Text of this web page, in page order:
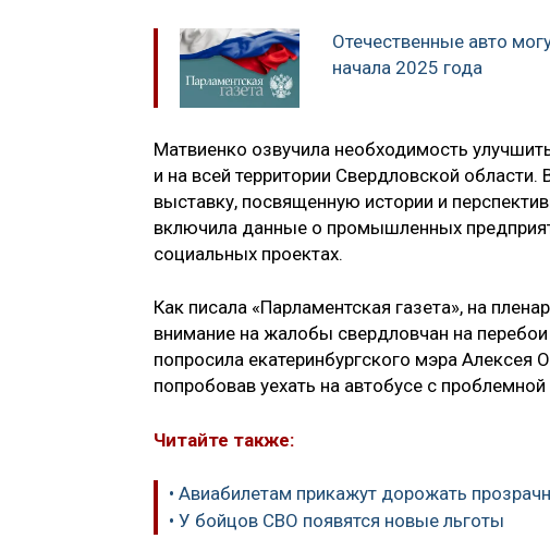
Отечественные авто
начала 2025 года
Матвиенко озвучила необходимость
и на всей территории Свердловской
выставку, посвященную истории и
включила данные о промышленных
социальных проектах.
Как писала «Парламентская газета», на
внимание на жалобы свердловчан на
попросила екатеринбургского мэра Алексея
попробовав уехать на автобусе с проблемной
Читайте также:
• Авиабилетам прикажут дорожать
• У бойцов СВО появятся новые льготы